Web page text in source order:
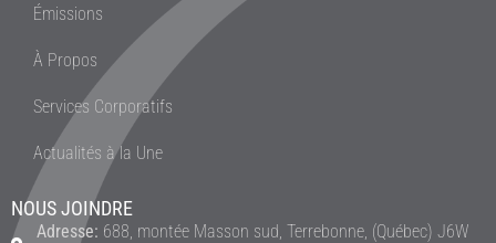
Émissions
À Propos
Services Corporatifs
Actualités à la Une
NOUS JOINDRE
Adresse: 688, montée Masson sud, Terrebonne, (Québec) J6W